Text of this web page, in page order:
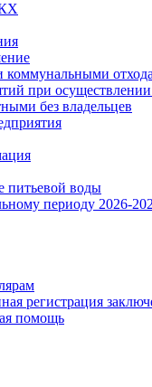
коммунальными
при осуществлении
без владельцев
питьевой воды
периоду 2026-
регистрация
помощь